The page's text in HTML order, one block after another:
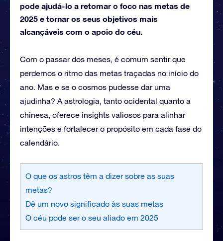
pode ajudá-lo a retomar o foco nas metas de
2025 e tornar os seus objetivos mais
alcançáveis com o apoio do céu.
Com o passar dos meses, é comum sentir que
perdemos o ritmo das metas traçadas no início do
ano. Mas e se o cosmos pudesse dar uma
ajudinha? A astrologia, tanto ocidental quanto a
chinesa, oferece insights valiosos para alinhar
intenções e fortalecer o propósito em cada fase do
calendário.
O que os astros têm a dizer sobre as suas
metas?
Dê um novo significado às suas metas
O céu pode ser o seu aliado em 2025